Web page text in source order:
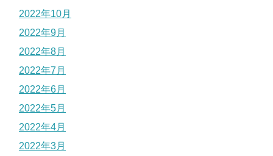
2022年10月
2022年9月
2022年8月
2022年7月
2022年6月
2022年5月
2022年4月
2022年3月